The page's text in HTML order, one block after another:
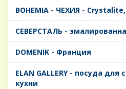
BOHEMIA - ЧЕХИЯ -
CЕВЕРСТАЛЬ -
DOMENIK - Франция
ELAN GALLERY - посуда
кухни